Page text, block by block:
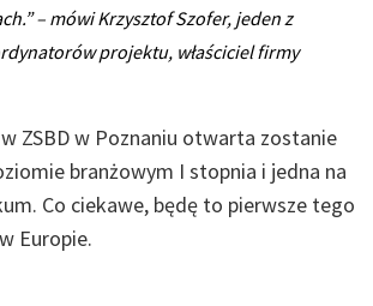
– mówi Krzysztof Szofer, jeden z
projektu, właściciel firmy
ZSBD w Poznaniu otwarta zostanie
branżowym I stopnia i jedna na
Co ciekawe, będę to pierwsze tego
Europie.